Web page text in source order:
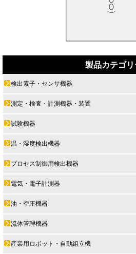
製品カテゴリ
検出素子・センサ機器
測定・検査・計測機器・装置
試験機器
温・湿度検出機器
プロセス制御用検出機器
電気・電子計測器
油・空圧機器
流体管理機器
産業用ロボット・自動組立機